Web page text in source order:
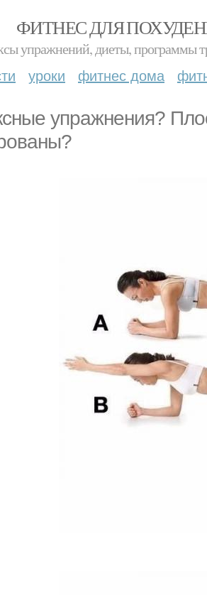
ФИТНЕС ДЛЯ
упражнений, диеты, программы
уроки фитнес дома
упражнения?